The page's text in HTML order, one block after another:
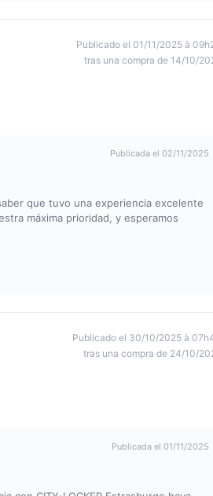
Publicado el 01/11/2025 à
tras una compra de 14/10/
Publicada el 02/11/2025
que tuvo una experiencia excelente
máxima prioridad, y esperamos
Publicado el 30/10/2025 à
tras una compra de 24/10/
Publicada el 01/11/2025